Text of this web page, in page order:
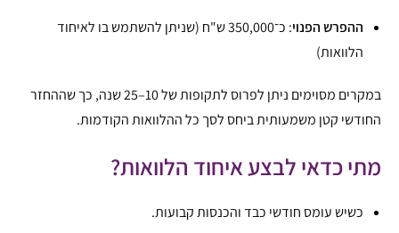
ההפרש הפנוי
: כ־350,000 ש"ח (שניתן להשתמש בו לאיחוד
הלוואות)
במקרים מסוימים ניתן לפרוס לתקופות של 10–25 שנה, כך שההחזר
החודשי קטן משמעותית ביחס לסך כל ההלוואות הקודמות.
מתי כדאי לבצע איחוד הלוואות?
כשיש עומס חודשי כבד והכנסות קבועות.